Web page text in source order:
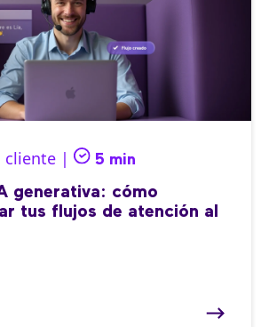
cliente | 5 min
generativa: cómo
tus flujos de atención al